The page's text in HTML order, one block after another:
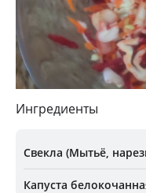
Ингредиенты
Свекла (Мытьё,
Капуста